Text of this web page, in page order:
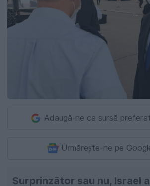
Adaugă-ne ca sursă
Urmărește-ne pe
Surprinzător sau nu, Israel